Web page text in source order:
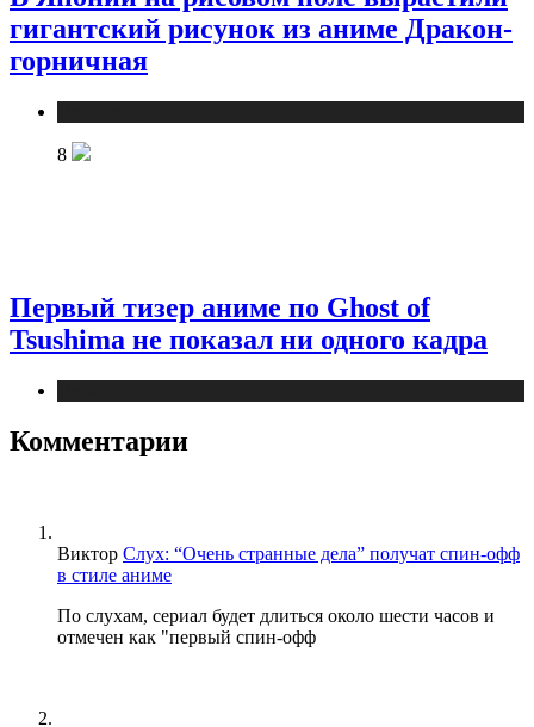
гигантский рисунок из аниме Дракон-
горничная
8
Первый тизер аниме по Ghost of
Tsushima не показал ни одного кадра
Комментарии
Виктор Слух: “Очень странные дела” получат спин-офф
в стиле аниме
По слухам, сериал будет длиться около шести часов и
отмечен как "первый спин-офф